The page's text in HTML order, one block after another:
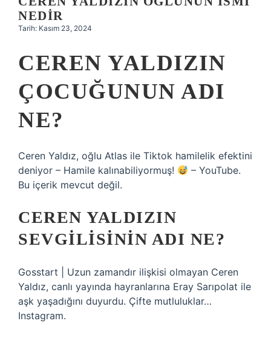
NEDIR
Tarih: Kasım 23, 2024
CEREN YALDIZIN
ÇOCUĞUNUN ADI
NE?
Ceren Yaldız, oğlu Atlas ile Tiktok hamilelik efektini
deniyor – Hamile kalınabiliyormuş!
– YouTube.
Bu içerik mevcut değil.
CEREN YALDIZIN
SEVGILISININ ADI NE?
Gosstart | Uzun zamandır ilişkisi olmayan Ceren
Yaldız, canlı yayında hayranlarına Eray Sarıpolat ile
aşk yaşadığını duyurdu. Çifte mutluluklar…
Instagram.